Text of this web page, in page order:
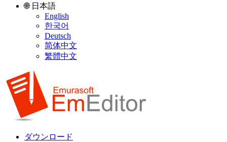
🌐 日本語
English
한국어
Deutsch
简体中文
繁體中文
ダウンロード